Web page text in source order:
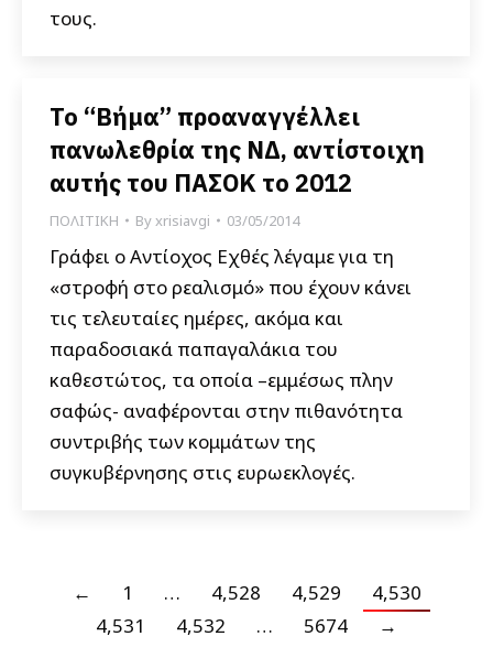
τους.
Το “Βήμα” προαναγγέλλει
πανωλεθρία της ΝΔ, αντίστοιχη
αυτής του ΠΑΣΟΚ το 2012
ΠΟΛΙΤΙΚΗ Byxrisiavgi 03/05/2014
Γράφει ο Αντίοχος Εχθές λέγαμε για τη
«στροφή στο ρεαλισμό» που έχουν κάνει
τις τελευταίες ημέρες, ακόμα και
παραδοσιακά παπαγαλάκια του
καθεστώτος, τα οποία –εμμέσως πλην
σαφώς- αναφέρονται στην πιθανότητα
συντριβής των κομμάτων της
συγκυβέρνησης στις ευρωεκλογές.
← 1 … 4,528 4,529
4,530
4,531
4,532 … 5674 →